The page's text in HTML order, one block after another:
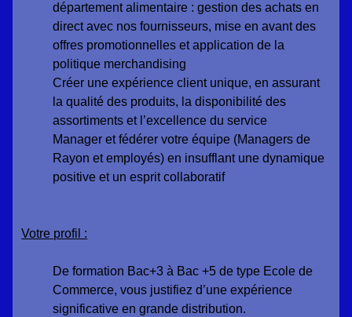
département alimentaire : gestion des achats en
direct avec nos fournisseurs, mise en avant des
offres promotionnelles et application de la
politique merchandising
Créer une expérience client unique, en assurant
la qualité des produits, la disponibilité des
assortiments et l’excellence du service
Manager et fédérer votre équipe (Managers de
Rayon et employés) en insufflant une dynamique
positive et un esprit collaboratif
Votre profil :
De formation Bac+3 à Bac +5 de type Ecole de
Commerce, vous justifiez d’une expérience
significative en grande distribution.